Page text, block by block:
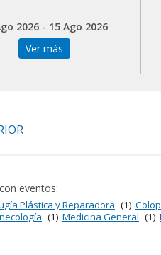
2026 - 15 Ago 2026
Ver más
eventos:
Plástica y Reparadora (1)
(1) Medicina General (1)